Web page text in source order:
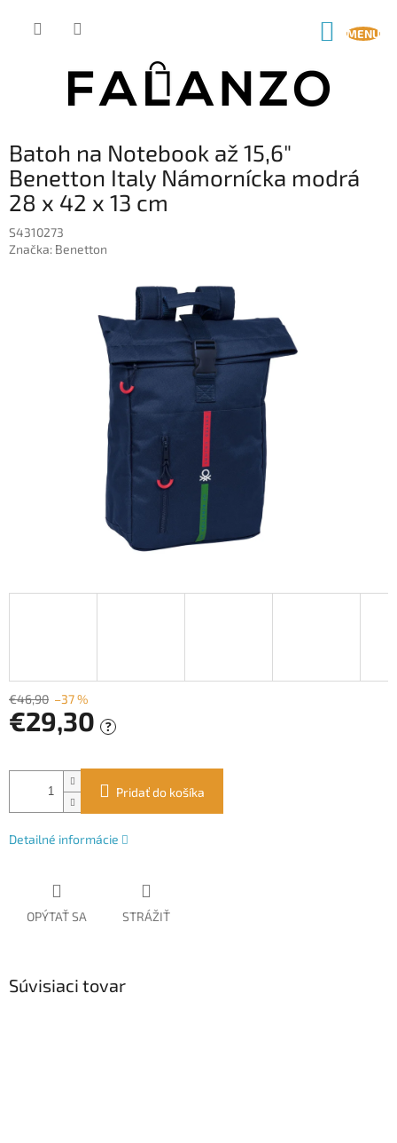
Batoh na Notebook až 15,6"
Benetton Italy Námornícka modrá
28 x 42 x 13 cm
S4310273
Značka: Benetton
€46,90 –37 %
€29,30 ?
cena:
Pridať do košíka
Detailné informácie
OPÝTAŤ SA STRÁŽIŤ
Súvisiaci tovar